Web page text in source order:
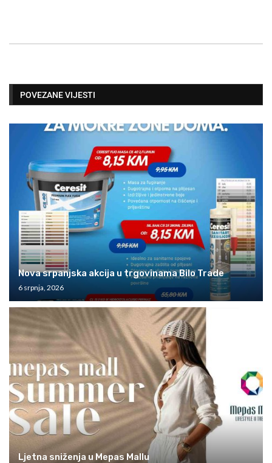
POVEZANE VIJESTI
Nova srpanjska akcija u trgovinama Bilo Trade
6 srpnja, 2026
Ljetna sniženja u Mepas Mallu